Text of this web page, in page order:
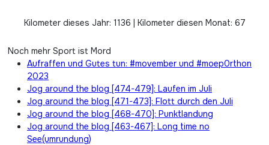
Kilometer dieses Jahr: 1136 | Kilometer diesen Monat: 67
Noch mehr Sport ist Mord
Aufraffen und Gutes tun: #movember und #moep0rthon
2023
Jog around the blog [474-479]: Laufen im Juli
Jog around the blog [471-473]: Flott durch den Juli
Jog around the blog [468-470]: Punktlandung
Jog around the blog [463-467]: Long time no
See(umrundung)